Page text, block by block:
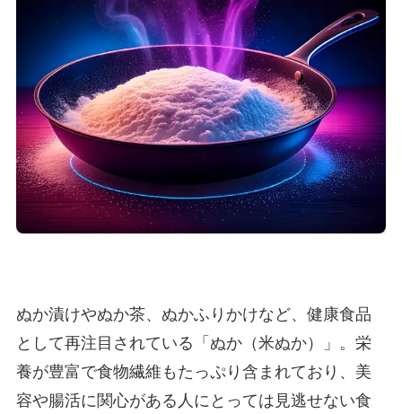
ぬか漬けやぬか茶、ぬかふりかけなど、健康食品
として再注目されている「ぬか（米ぬか）」。栄
養が豊富で食物繊維もたっぷり含まれており、美
容や腸活に関心がある人にとっては見逃せない食